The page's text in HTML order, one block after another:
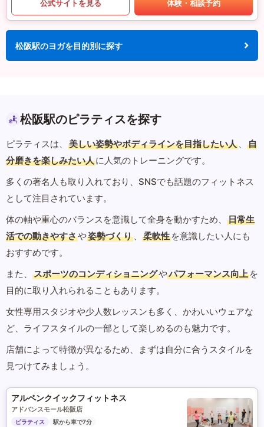
公式サイトを見る 体験・相談予約
松阪駅のヨガを目的別に探す
松阪駅のピラティスを探す
ピラティスは、 美しい姿勢やボディラインを目指したい人 、
自
分磨きを楽しみたい人に人気のトレーニングです。
多くの著名人も取り入れており、SNSでも話題のフィットネス
として注目されています。
体の軸や重心のバランスを意識して全身を動かすため、
日常生
活での動きやすさや姿勢づくり 、 柔軟性 を意識したい人にも
おすすめです。
また、
スポーツのコンディショニングやパフォーマンス向上 を
目的に取り入れられることもあります。
女性専用スタジオや少人数レッスンも多く、かわいいウェアな
ど、ライフスタイルの一部として楽しめるのも魅力です。
店舗によって特徴が異なるため、まずは自分に合うスタイルを
見つけてみましょう。
アルペンクイックフィットネス
アドバンスモール松阪店
ピラティス
駅から車で7分